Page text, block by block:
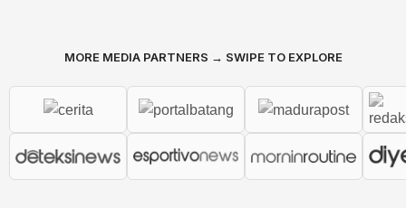
MORE MEDIA PARTNERS → SWIPE TO EXPLORE